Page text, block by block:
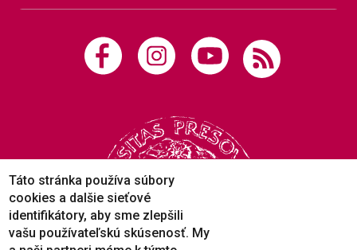
Táto stránka používa súbory
cookies a dalšie sieťové
identifikátory, aby sme zlepšili
vašu používateľskú skúsenosť. My